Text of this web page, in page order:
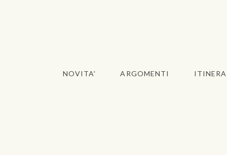
NOVITA' ARGOMENTI